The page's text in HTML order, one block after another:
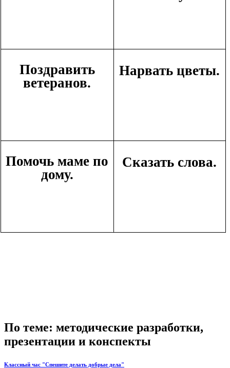
Поздравить
ветеранов.
Нарвать цветы.
Помочь маме по
дому.
Сказать слова.
По теме: методические разработки,
презентации и конспекты
Классный час "Спешите делать добрые дела"